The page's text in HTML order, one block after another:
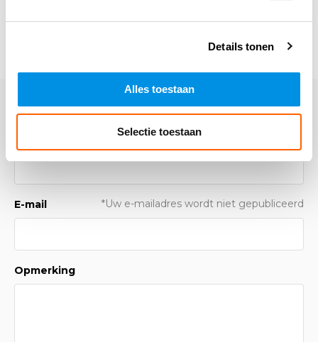
Details tonen
Alles toestaan
Selectie toestaan
Laat een reactie achter
E-mail *Uw e-mailadres wordt niet gepubliceerd
Opmerking